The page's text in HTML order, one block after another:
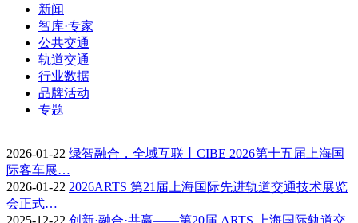
新闻
智库·专家
公共交通
轨道交通
行业数据
品牌活动
专题
2026-01-22 绿智融合，全域互联丨CIBE 2026第十五届上海国
际客车展…
2026-01-22 2026ARTS 第21届上海国际先进轨道交通技术展览
会正式…
2025-12-22 创新·融合·共赢——第20届 ARTS 上海国际轨道交